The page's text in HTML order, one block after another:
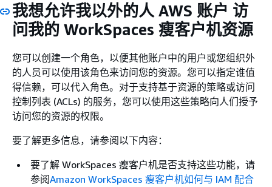
我想允许我以外的人 AWS 账户 访
问我的 WorkSpaces 瘦客户机资源
您可以创建一个角色，以便其他账户中的用户或您组织外
的人员可以使用该角色来访问您的资源。您可以指定谁值
得信赖，可以代入角色。对于支持基于资源的策略或访问
控制列表 (ACLs) 的服务，您可以使用这些策略向人们授予
访问您的资源的权限。
要了解更多信息，请参阅以下内容：
要了解 WorkSpaces 瘦客户机是否支持这些功能，请
参阅Amazon WorkSpaces 瘦客户机如何与 IAM 配合